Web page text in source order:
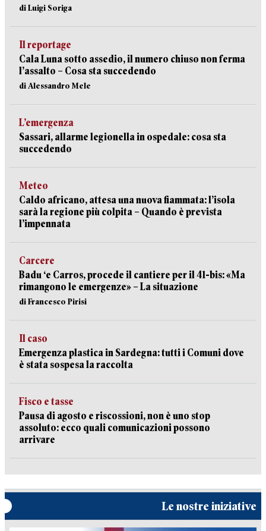
di Luigi Soriga
Il reportage
Cala Luna sotto assedio, il numero chiuso non ferma
l’assalto – Cosa sta succedendo
di Alessandro Mele
L’emergenza
Sassari, allarme legionella in ospedale: cosa sta
succedendo
Meteo
Caldo africano, attesa una nuova fiammata: l’isola
sarà la regione più colpita – Quando è prevista
l’impennata
Carcere
Badu ‘e Carros, procede il cantiere per il 41-bis: «Ma
rimangono le emergenze» – La situazione
di Francesco Pirisi
Il caso
Emergenza plastica in Sardegna: tutti i Comuni dove
è stata sospesa la raccolta
Fisco e tasse
Pausa di agosto e riscossioni, non è uno stop
assoluto: ecco quali comunicazioni possono
arrivare
Le nostre iniziative